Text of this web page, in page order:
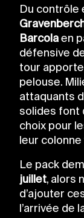
Du contrôle
Barcolaen
défensive
tour
pelouse.
attaquants
solides font
choix pour
leur
Le pack
juillet, alors
d’ajouter
l’arrivée de